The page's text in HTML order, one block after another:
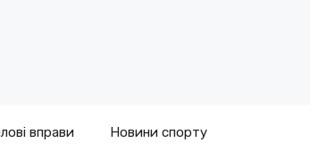
вправи Новини спорту